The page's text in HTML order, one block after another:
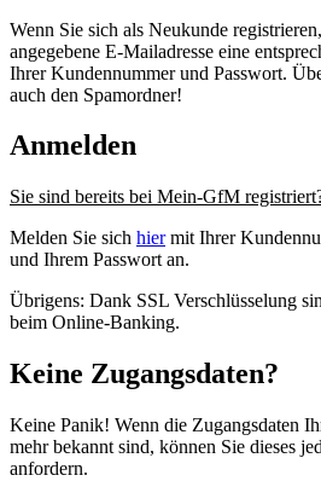
Wenn Sie sich als Neukunde
angegebene E-Mailadresse eine
Ihrer Kundennummer und Passwort.
auch den Spamordner!
Anmelden
Sie sind bereits bei Mein-GfM
Melden Sie sich hiermit Ihrer
und Ihrem Passwort an.
Übrigens: Dank SSL Verschlüsselung
beim Online-Banking.
Keine Zugangsdaten?
Keine Panik! Wenn die Zugangsdaten
mehr bekannt sind, können Sie dieses
anfordern.